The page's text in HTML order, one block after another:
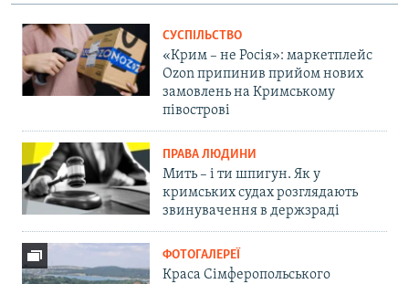
СУСПІЛЬСТВО
«Крим – не Росія»: маркетплейс
Ozon припинив прийом нових
замовлень на Кримському
півострові
ПРАВА ЛЮДИНИ
Мить – і ти шпигун. Як у
кримських судах розглядають
звинувачення в держзраді
ФОТОГАЛЕРЕЇ
Краса Сімферопольського